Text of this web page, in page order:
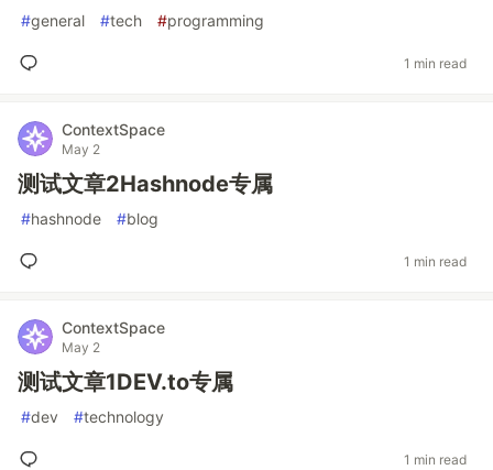
#general #tech #programming
1 min read
ContextSpace
May 2
测试文章2Hashnode专属
#hashnode #blog
1 min read
ContextSpace
May 2
测试文章1DEV.to专属
#dev #technology
1 min read